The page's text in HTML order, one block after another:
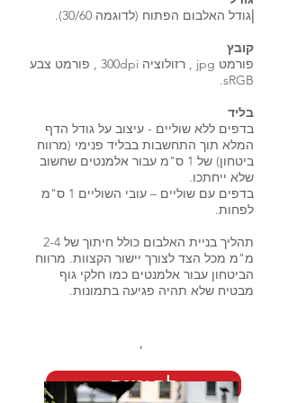
|גודל האלבום הפתוח (לדוגמה 30/60).
קובץ
פורמט jpg , רזולוציה 300dpi , פורמט צבע
sRGB.
בליד
בדפים ללא שוליים - עיצוב על גודל הדף
המלא תוך התחשבות בבליד פנימי (מרווח
ביטחון) של 1 ס"מ עבור אלמנטים שחשוב
שלא ייחתכו.
בדפים עם שוליים – עובי השוליים 1 ס"מ
לפחות.
תהליך בניית האלבום כולל חיתוך של 2-4
מ"מ מכל הצד לצורך יישור הקצוות. מרווח
הביטחון עבור אלמנטים כמו חלקי גוף
מבטיח שלא תהיה פגיעה בתמונות.
,
להזמנה